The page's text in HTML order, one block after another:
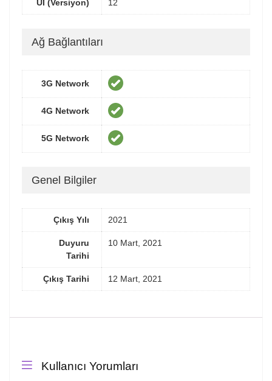
UI (Versiyon) 12
Ağ Bağlantıları
3G Network
4G Network
5G Network
Genel Bilgiler
Çıkış Yılı 2021
Duyuru
Tarihi
10 Mart, 2021
Çıkış Tarihi 12 Mart, 2021
Kullanıcı Yorumları